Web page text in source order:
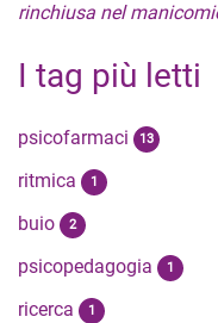
rinchiusa nel
I tag più letti
psicofarmaci 13
ritmica 1
buio 2
psicopedagogia 1
ricerca 1